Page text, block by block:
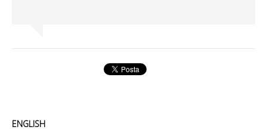
ENGLISH